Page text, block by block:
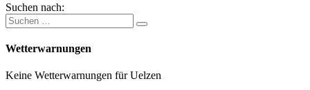
Suchen nach:
Wetterwarnungen
Keine Wetterwarnungen für Uelzen